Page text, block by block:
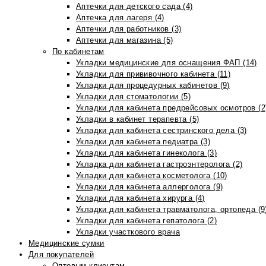
Аптечки для детского сада (4)
Аптечка для лагеря (4)
Аптечки для работников (3)
Аптечки для магазина (5)
По кабинетам
Укладки медицинские для оснащения ФАП (14)
Укладки для прививочного кабинета (11)
Укладки для процедурных кабинетов (9)
Укладки для стоматологии (5)
Укладки для кабинета предрейсовых осмотров
Укладки в кабинет терапевта (5)
Укладки для кабинета сестринского дела (3)
Укладки для кабинета педиатра (3)
Укладки для кабинета гинеколога (3)
Укладка для кабинета гастроэнтеролога (2)
Укладки для кабинета косметолога (10)
Укладки для кабинета аллерголога (9)
Укладки для кабинета хирурга (4)
Укладки для кабинета травматолога, ортопеда
Укладки для кабинета гепатолога (2)
Укладки участкового врача
Медицинские сумки
Для покупателей